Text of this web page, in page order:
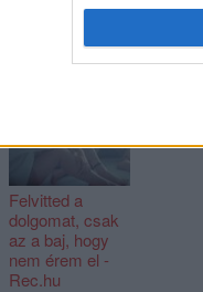
a Facebookon. Még több
Felvitted a
dolgomat, csak
az a baj, hogy
nem érem el -
Rec.hu